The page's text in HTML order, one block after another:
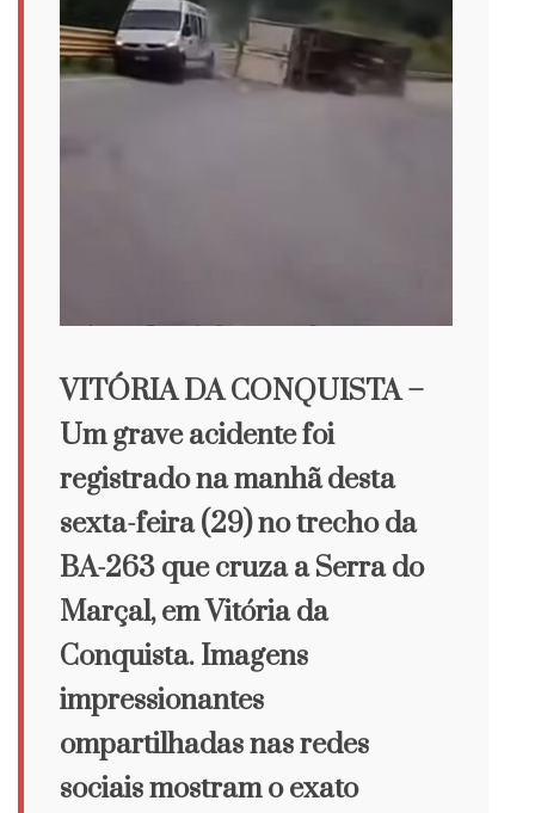
VITÓRIA DA CONQUISTA –
Um grave acidente foi
registrado na manhã desta
sexta-feira (29) no trecho da
BA-263 que cruza a Serra do
Marçal, em Vitória da
Conquista. Imagens
impressionantes
ompartilhadas nas redes
sociais mostram o exato